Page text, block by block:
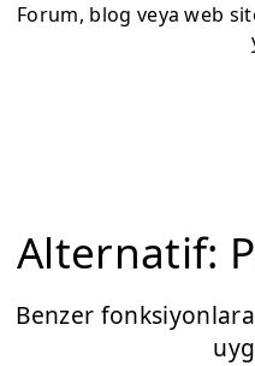
Forum, blog veya web
Alternatif:
Benzer